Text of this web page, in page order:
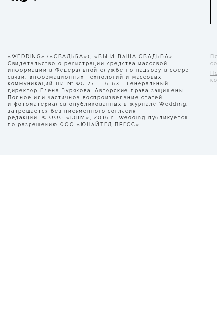
«WEDDING» («СВАДЬБА»), «ВЫ И ВАША СВАДЬБА».
Свидетельство о регистрации средства массовой
информации в Федеральной службе по надзору в сфере
связи, информационных технологий и массовых
коммуникаций ПИ № ФС 77 — 61631. Генеральный
директор Елена Бурякова. Авторские права защищены.
Полное или частичное воспроизведение статей
и фотоматериалов опубликованных в журнале Wedding,
запрещается без письменного согласия
редакции. © ООО «ЮВМ», 2016 г. Wedding публикуется
по разрешению ООО «ЮНАЙТЕД ПРЕСС».